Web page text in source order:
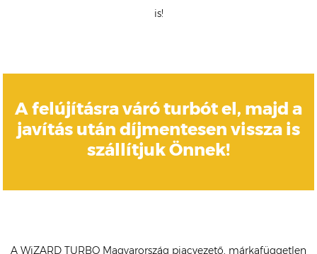
is!
A felújításra váró turbót el, majd a
javítás után díjmentesen vissza is
szállítjuk Önnek!
A WiZARD TURBO Magyarország piacvezető, márkafüggetlen